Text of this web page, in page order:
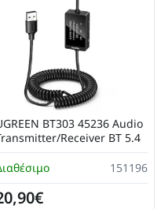
151196
BT303 45236 Audio
Receiver BT 5.4